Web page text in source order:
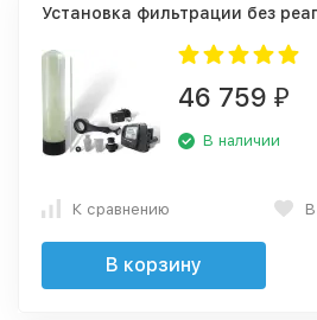
Установка фильтрации без
46 759 ₽
В наличии
К сравнению
В корзину